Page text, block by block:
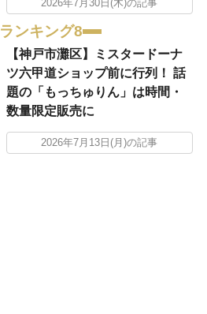
2026年7月30日(木)の記事
ランキング8
【神戸市灘区】ミスタードーナ
ツ六甲道ショップ前に行列！ 話
題の「もっちゅりん」は時間・
数量限定販売に
2026年7月13日(月)の記事